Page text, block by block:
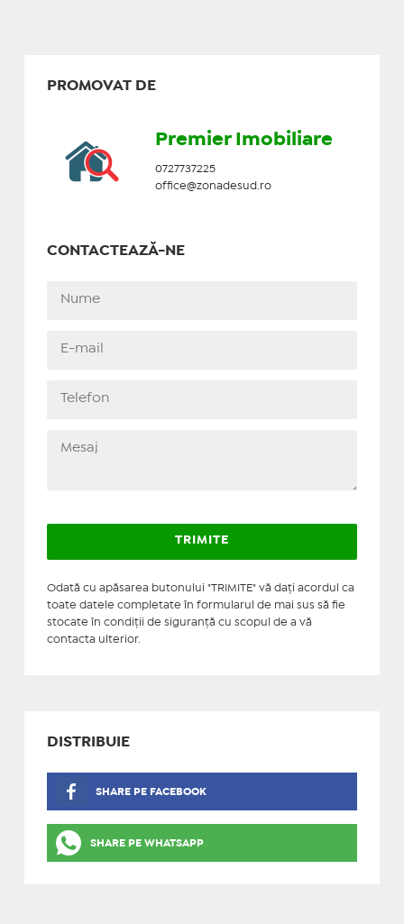
PROMOVAT DE
Premier Imobiliare
0727737225
office@zonadesud.ro
CONTACTEAZĂ-NE
Odată cu apăsarea butonului "TRIMITE" vă daţi acordul ca
toate datele completate în formularul de mai sus să fie
stocate în condiţii de siguranţă cu scopul de a vă
contacta ulterior.
DISTRIBUIE
SHARE PE FACEBOOK
SHARE PE WHATSAPP